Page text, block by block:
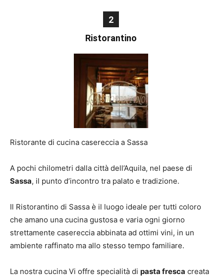
2
Ristorantino
Ristorante di cucina casereccia a Sassa
A pochi chilometri dalla città dell’Aquila, nel paese di
Sassa, il punto d’incontro tra palato e tradizione.
Il Ristorantino di Sassa è il luogo ideale per tutti coloro
che amano una cucina gustosa e varia ogni giorno
strettamente casereccia abbinata ad ottimi vini, in un
ambiente raffinato ma allo stesso tempo familiare.
La nostra cucina Vi offre specialità di pasta fresca creata